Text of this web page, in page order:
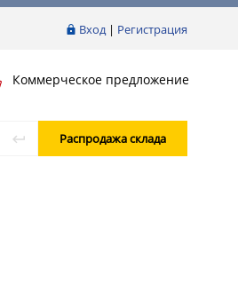
Вход| Регистрация
Коммерческое предложение
Распродажа склада